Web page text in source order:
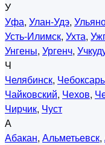
У
Уфа, Улан-Удэ,
Усть-Илимск, Ухта,
Унгены, Ургенч,
Ч
Челябинск,
Чайковский, Чехов,
Чирчик, Чуст
А
Абакан, Альметьевск,